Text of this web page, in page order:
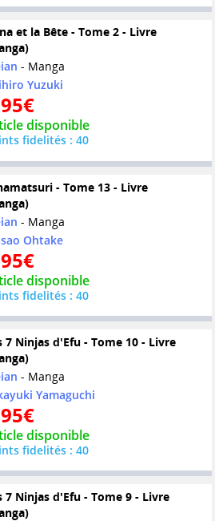
et la Bête - Tome 2 - Livre
- Manga
Yuzuki
disponible
fidelités : 40
- Tome 13 - Livre
- Manga
Ohtake
disponible
fidelités : 40
7 Ninjas d'Efu - Tome 10 - Livre
- Manga
Yamaguchi
disponible
fidelités : 40
7 Ninjas d'Efu - Tome 9 - Livre